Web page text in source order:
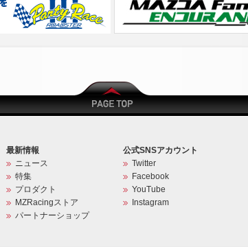
最新情報
ニュース
特集
プロダクト
MZRacingストア
パートナーショップ
公式SNSアカウント
Twitter
Facebook
YouTube
Instagram